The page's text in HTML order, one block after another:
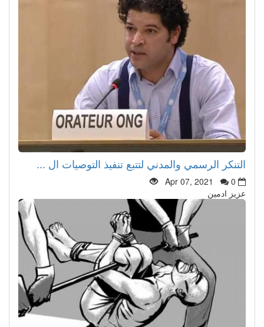
التنكر الرسمي والمدني لتتبع تنفيذ التوصيات ال ...
Apr 07, 2021
0
عزيز ادمين